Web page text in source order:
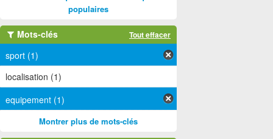
populaires
Mots-clés Tout effacer
sport (1)
localisation (1)
equipement (1)
Montrer plus de mots-clés